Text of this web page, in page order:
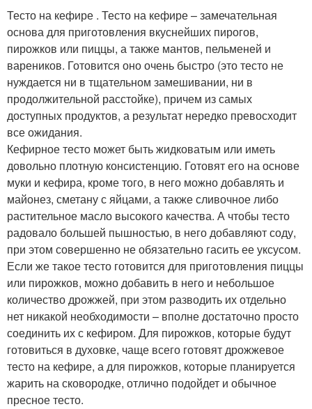
Тесто на кефире . Тесто на кефире – замечательная
основа для приготовления вкуснейших пирогов,
пирожков или пиццы, а также мантов, пельменей и
вареников. Готовится оно очень быстро (это тесто не
нуждается ни в тщательном замешивании, ни в
продолжительной расстойке), причем из самых
доступных продуктов, а результат нередко превосходит
все ожидания.
Кефирное тесто может быть жидковатым или иметь
довольно плотную консистенцию. Готовят его на основе
муки и кефира, кроме того, в него можно добавлять и
майонез, сметану с яйцами, а также сливочное либо
растительное масло высокого качества. А чтобы тесто
радовало большей пышностью, в него добавляют соду,
при этом совершенно не обязательно гасить ее уксусом.
Если же такое тесто готовится для приготовления пиццы
или пирожков, можно добавить в него и небольшое
количество дрожжей, при этом разводить их отдельно
нет никакой необходимости – вполне достаточно просто
соединить их с кефиром. Для пирожков, которые будут
готовиться в духовке, чаще всего готовят дрожжевое
тесто на кефире, а для пирожков, которые планируется
жарить на сковородке, отлично подойдет и обычное
пресное тесто.